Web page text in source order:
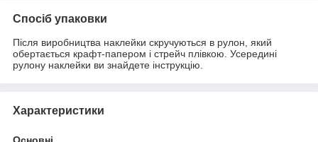
Спосіб упаковки
Після виробництва наклейки скручуються в рулон, який
обертається крафт-папером і стрейч плівкою. Усередині
рулону наклейки ви знайдете інструкцію.
Характеристики